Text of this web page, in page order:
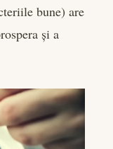
bune) are
și a